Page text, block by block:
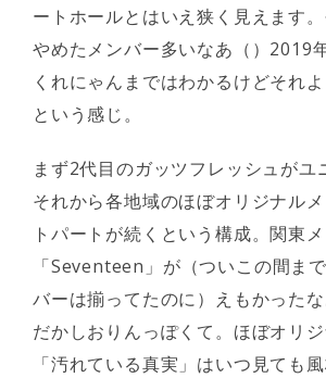
ートホールとはいえ狭く見えます
やめたメンバー多いなあ（）2019
くれにゃんまではわかるけどそれ
という感じ。
まず2代目のガッツフレッシュがユ
それから各地域のほぼオリジナル
トパートが続くという構成。関東
「Seventeen」が（ついこの間ま
バーは揃ってたのに）えもかった
だかしおりんっぽくて。ほぼオリ
「汚れている真実」はいつ見ても